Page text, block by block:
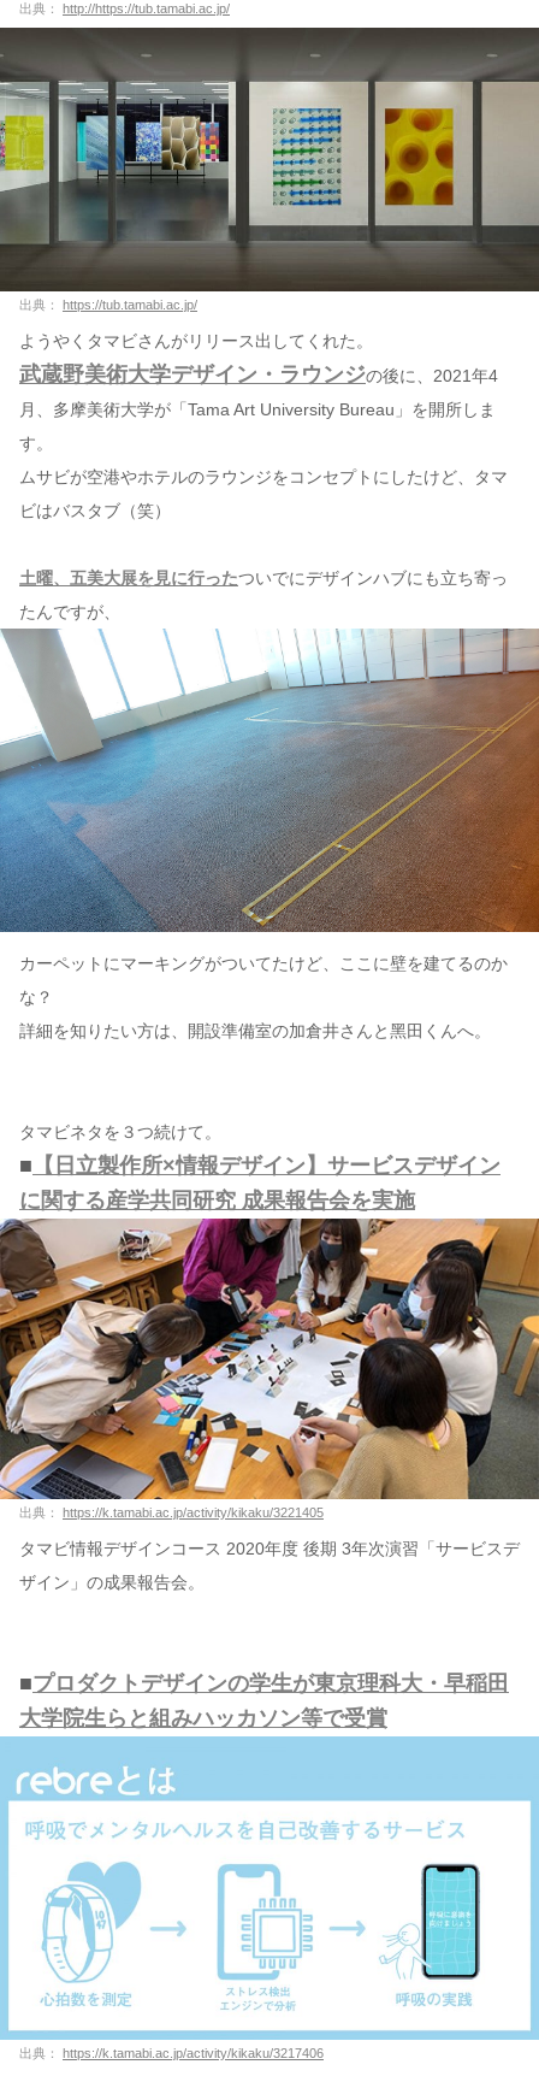
出典： http://https://tub.tamabi.ac.jp/
出典： https://tub.tamabi.ac.jp/
ようやくタマビさんがリリース出してくれた。
武蔵野美術大学デザイン・ラウンジの後に、2021年4
月、多摩美術大学が「Tama Art University Bureau」を開所しま
す。
ムサビが空港やホテルのラウンジをコンセプトにしたけど、タマ
ビはバスタブ（笑）
土曜、五美大展を見に行ったついでにデザインハブにも立ち寄っ
たんですが、
カーペットにマーキングがついてたけど、ここに壁を建てるのか
な？
詳細を知りたい方は、開設準備室の加倉井さんと⿊⽥くんへ。
タマビネタを３つ続けて。
■ 【日立製作所×情報デザイン】サービスデザイン
に関する産学共同研究 成果報告会を実施
出典： https://k.tamabi.ac.jp/activity/kikaku/3221405
タマビ情報デザインコース 2020年度 後期 3年次演習「サービスデ
ザイン」の成果報告会。
■プロダクトデザインの学生が東京理科大・早稲田
大学院生らと組みハッカソン等で受賞
出典： https://k.tamabi.ac.jp/activity/kikaku/3217406